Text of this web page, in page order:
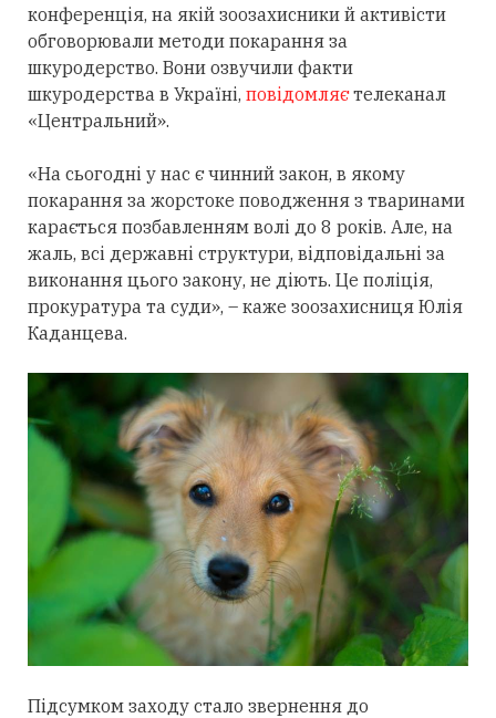
конференція, на якій зоозахисники й активісти
обговорювали методи покарання за
шкуродерство. Вони озвучили факти
шкуродерства в Україні, повідомляєтелеканал
«Центральний».
«На сьогодні у нас є чинний закон, в якому
покарання за жорстоке поводження з тваринами
карається позбавленням волі до 8 років. Але, на
жаль, всі державні структури, відповідальні за
виконання цього закону, не діють. Це поліція,
прокуратура та суди», – каже зоозахисниця Юлія
Каданцева.
Підсумком заходу стало звернення до